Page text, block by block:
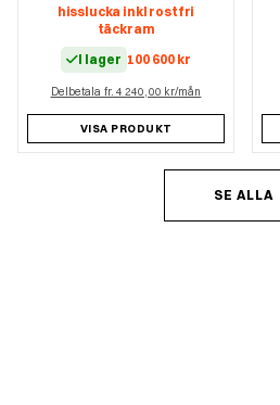
hisslucka inkl rostfri
täckram
I lager 100 600 kr
Delbetala fr. 4 240,00 kr/mån
VISA PRODUKT
SE ALLA